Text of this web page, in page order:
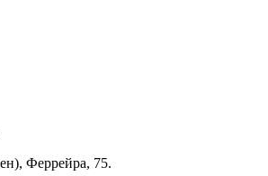
Феррейра, 75.